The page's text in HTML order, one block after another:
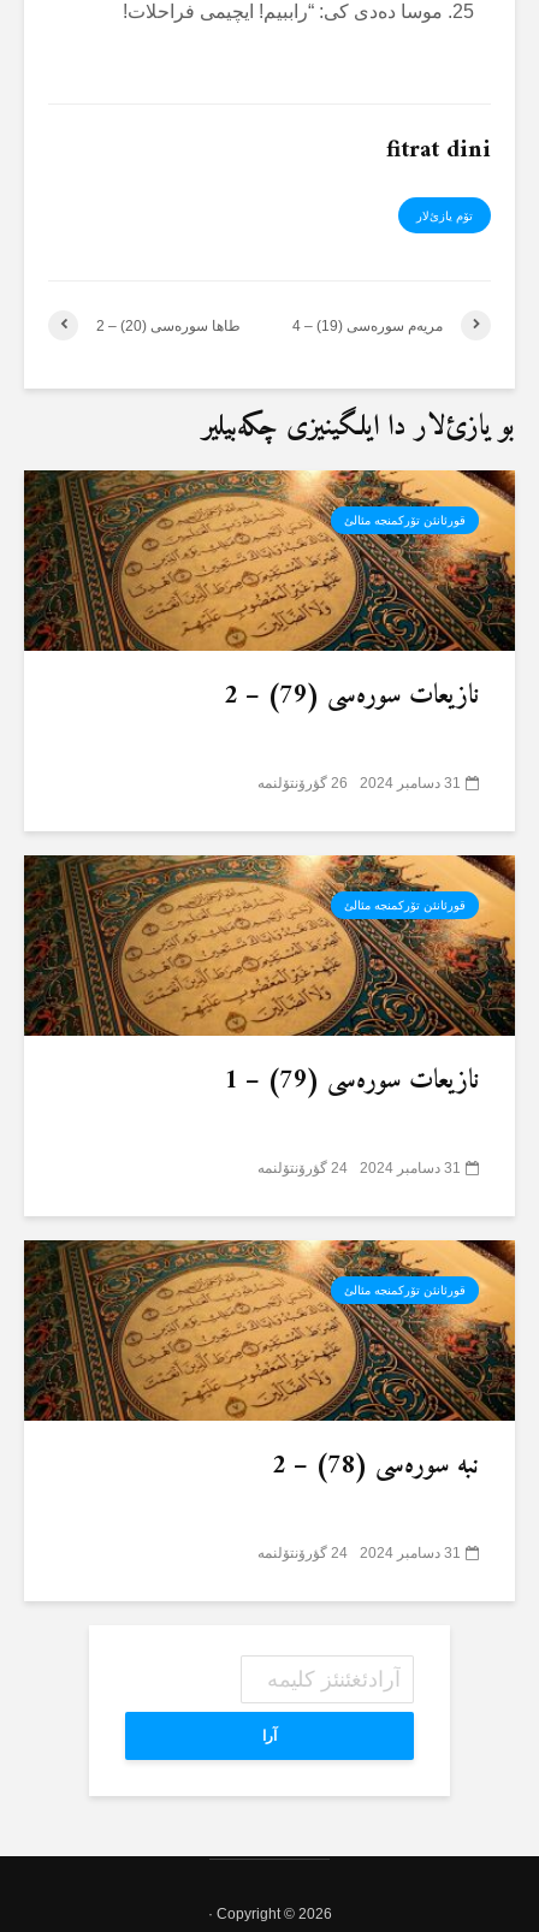
موسا دەدی کی: “راببیم! ایچیمی فراحلات!
fitrat dini
تۆم یازئ‌لار
طاها سورەسی (20) – 2 مریەم سورەسی (19) – 4
بو یازئ‌لار دا ایلگینیزی چکەبیلیر
قورئانئن تۆرکمنجە مئالئ
نازیعات سورەسی (79) – 2
31 دسامبر 2024 26 گؤرۆنتۆلنمە
قورئانئن تۆرکمنجە مئالئ
نازیعات سورەسی (79) – 1
31 دسامبر 2024 24 گؤرۆنتۆلنمە
قورئانئن تۆرکمنجە مئالئ
نبە سورەسی (78) – 2
31 دسامبر 2024 24 گؤرۆنتۆلنمە
آرا
Copyright © 2026 ·